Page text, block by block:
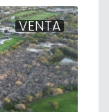
VENTA